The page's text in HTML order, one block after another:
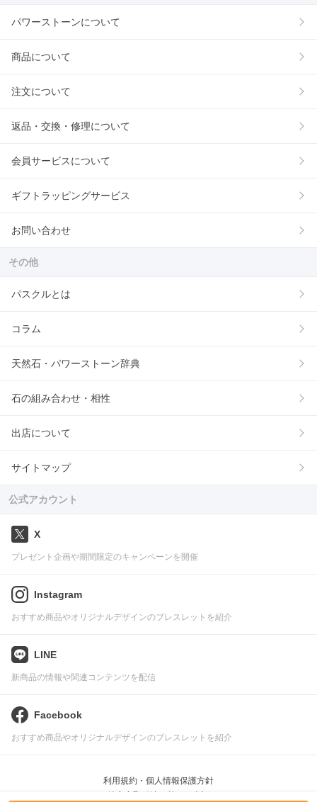
パワーストーンについて
商品について
注文について
返品・交換・修理について
会員サービスについて
ギフトラッピングサービス
お問い合わせ
その他
パスクルとは
コラム
天然石・パワーストーン辞典
石の組み合わせ・相性
出店について
サイトマップ
公式アカウント
X
プレゼント企画や期間限定のキャンペーンを開催
Instagram
おすすめ商品やオリジナルデザインのブレスレットを紹介
LINE
新商品の情報や関連コンテンツを配信
Facebook
おすすめ商品やオリジナルデザインのブレスレットを紹介
利用規約・個人情報保護方針